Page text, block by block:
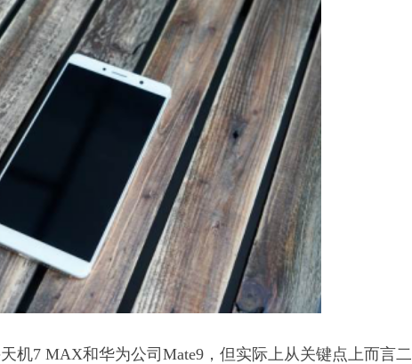
机7 MAX和华为公司Mate9，但实际上从关键点上而言二